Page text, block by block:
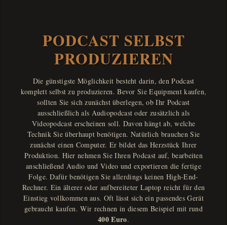
PODCAST SELBST
PRODUZIEREN
Die günstigste Möglichkeit besteht darin, den Podcast
komplett selbst zu produzieren. Bevor Sie Equipment kaufen,
sollten Sie sich zunächst überlegen, ob Ihr Podcast
ausschließlich als Audiopodcast oder zusätzlich als
Videopodcast erscheinen soll. Davon hängt ab, welche
Technik Sie überhaupt benötigen. Natürlich brauchen Sie
zunächst einen Computer. Er bildet das Herzstück Ihrer
Produktion. Hier nehmen Sie Ihren Podcast auf, bearbeiten
anschließend Audio und Video und exportieren die fertige
Folge. Dafür benötigen Sie allerdings keinen High-End-
Rechner. Ein älterer oder aufbereiteter Laptop reicht für den
Einstieg vollkommen aus. Oft lässt sich ein passendes Gerät
gebraucht kaufen. Wir rechnen in diesem Beispiel mit rund
400 Euro.